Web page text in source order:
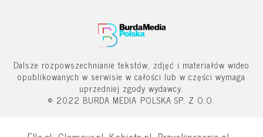
Dalsze rozpowszechnianie tekstów, zdjęć i materiałów wideo
opublikowanych w serwisie w całości lub w części wymaga
uprzedniej zgody wydawcy.
© 2022 BURDA MEDIA POLSKA SP. Z O.O.